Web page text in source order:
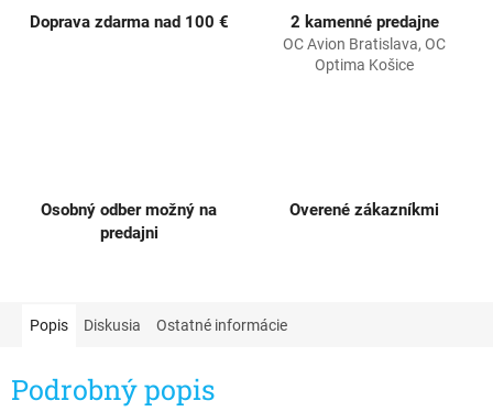
Doprava zdarma nad 100 € 2 kamenné predajne
OC Avion Bratislava, OC
Optima Košice
Osobný odber možný na
predajni
Overené zákazníkmi
Popis Diskusia Ostatné informácie
Podrobný popis